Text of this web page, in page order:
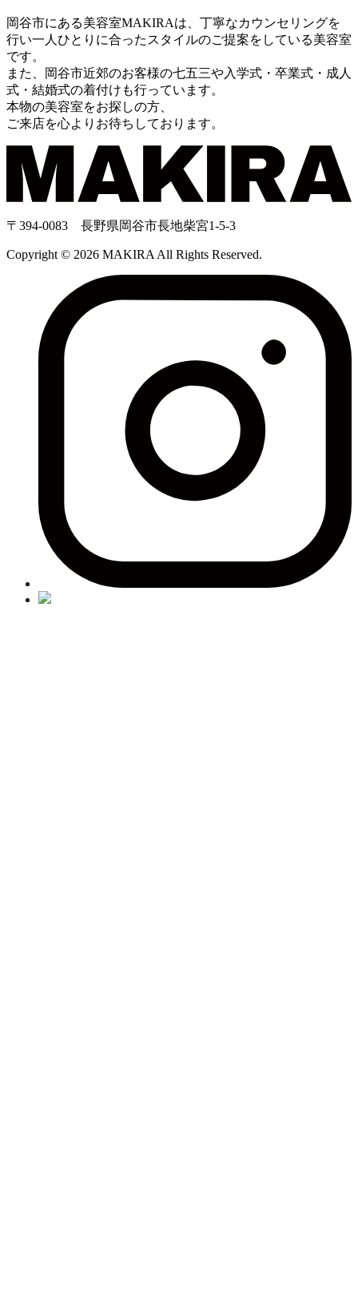
岡谷市にある美容室MAKIRAは、丁寧なカウンセリングを
行い一人ひとりに合ったスタイルのご提案をしている美容室
です。
また、岡谷市近郊のお客様の七五三や入学式・卒業式・成人
式・結婚式の着付けも行っています。
本物の美容室をお探しの方、
ご来店を心よりお待ちしております。
〒394-0083 長野県岡谷市長地柴宮1-5-3
Copyright © 2026 MAKIRA All Rights Reserved.